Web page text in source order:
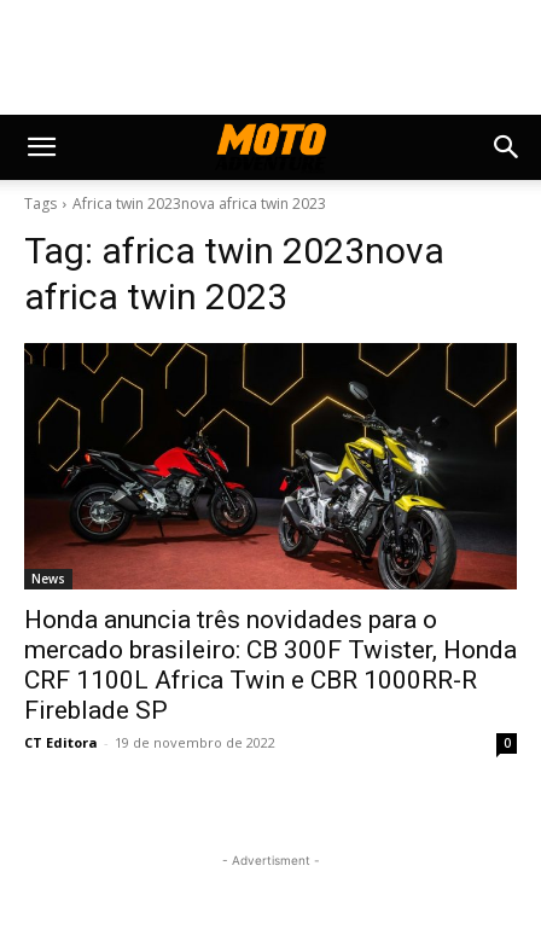
Tags Africa twin 2023nova africa twin 2023
Tag: africa twin 2023nova
africa twin 2023
News
Honda anuncia três novidades para o
mercado brasileiro: CB 300F Twister, Honda
CRF 1100L Africa Twin e CBR 1000RR-R
Fireblade SP
CT Editora - 19 de novembro de 2022 0
- Advertisment -